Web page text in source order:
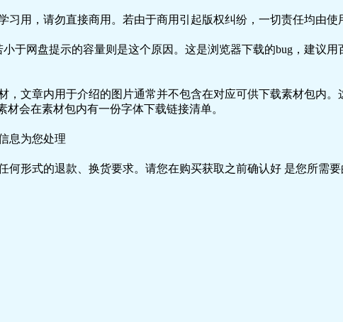
用，请勿直接商用。若由于商用引起版权纠纷，一切责任均由使
于网盘提示的容量则是这个原因。这是浏览器下载的bug，建议
文章内用于介绍的图片通常并不包含在对应可供下载素材包内
会在素材包内有一份字体下载链接清单。
息为您处理
形式的退款、换货要求。请您在购买获取之前确认好 是您所需